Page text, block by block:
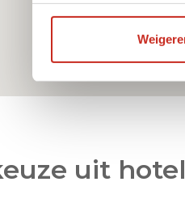
uit